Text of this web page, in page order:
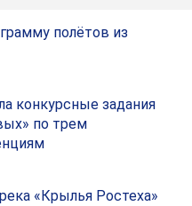
полётов из
конкурсные задания
по трем
«Крылья Ростеха»